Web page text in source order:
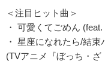
＜注目ヒット曲＞
・ 可愛くてごめん
・ 星座になれたら/結束
(TVアニメ『ぼっち・ざ